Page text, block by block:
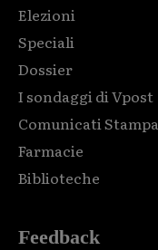
Elezioni
Speciali
Dossier
I sondaggi di Vpost
Comunicati Stampa
Farmacie
Biblioteche
Feedback